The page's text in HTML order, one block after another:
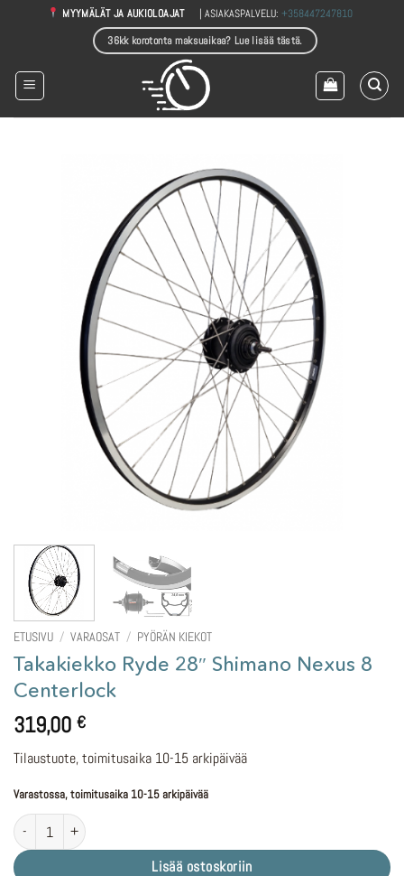
MYYMÄLÄT JA AUKIOLOAJAT | ASIAKASPALVELU:+358447247810
36kk korotonta maksuaikaa? Lue lisää tästä.
ETUSIVU / VARAOSAT / PYÖRÄN KIEKOT
Takakiekko Ryde 28″ Shimano Nexus 8
Centerlock
319,00 €
Tilaustuote, toimitusaika 10-15 arkipäivää
Varastossa, toimitusaika 10-15 arkipäivää
Takakiekko Ryde 28" Shimano Nexus 8 Centerlock määrä
Lisää ostoskoriin